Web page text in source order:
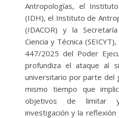
Antropologías, el
(IDH), el Instituto de
(IDACOR) y la
Ciencia y Técnica
447/2025 del Poder
profundiza el ataque al
universitario por parte del
mismo tiempo que
objetivos de limitar
investigación y la